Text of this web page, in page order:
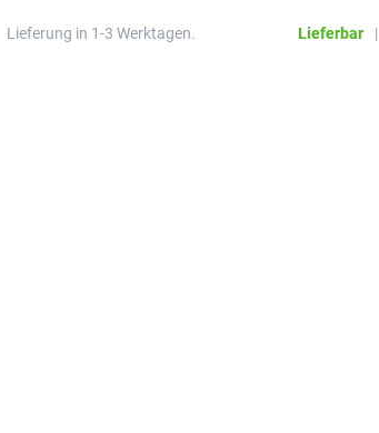
Lieferung in 1-3 Werktagen. Lieferbar |